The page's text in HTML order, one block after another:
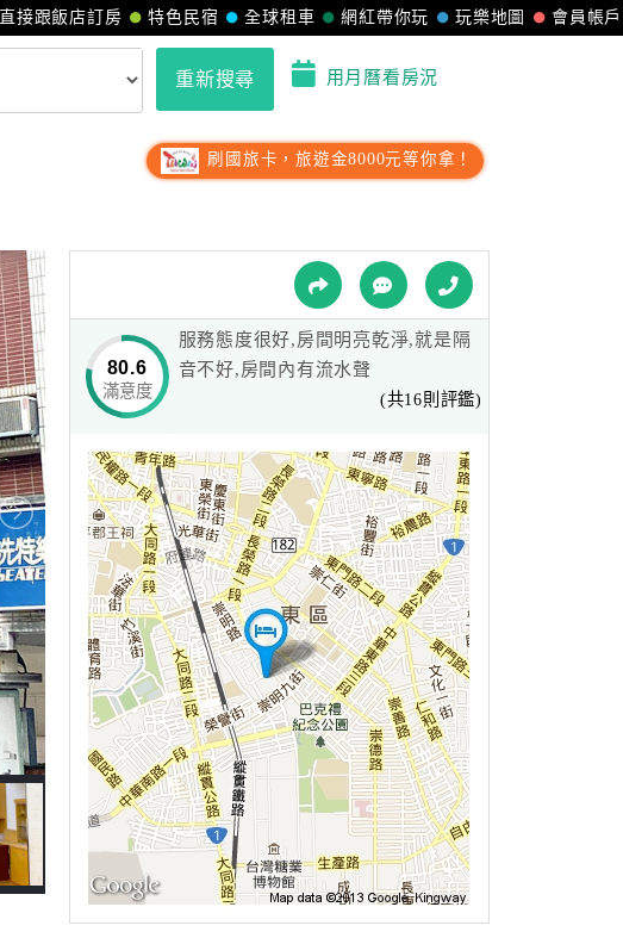
會員帳戶
玩樂地圖
網紅帶你玩
全球租車
特色民宿
直接跟飯店訂房
重新搜尋 用月曆看房況
刷國旅卡，旅遊金8000元等你拿！
80.6
滿意度
服務態度很好,房間明亮乾淨,就是隔
音不好,房間內有流水聲
(共16則評鑑)